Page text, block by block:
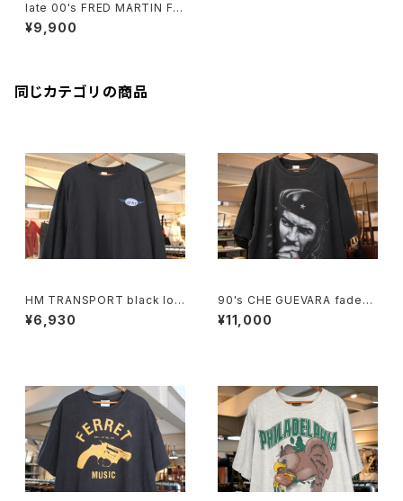
late 00's FRED MARTIN For
d & Mercedes-Benz 50/50
Tee
¥9,900
同じカテゴリの商品
HM TRANSPORT black lon
g-sleeve Tee "embroider
ed logo"
¥6,930
90's CHE GUEVARA fade-b
lack cotton photo print Te
e
¥11,000